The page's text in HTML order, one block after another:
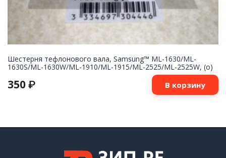
Шестерня тефлонового вала, Samsung™ ML-1630/ML-
1630S/ML-1630W/ML-1910/ML-1915/ML-2525/ML-2525W, (о)
350 ₽ В корзину